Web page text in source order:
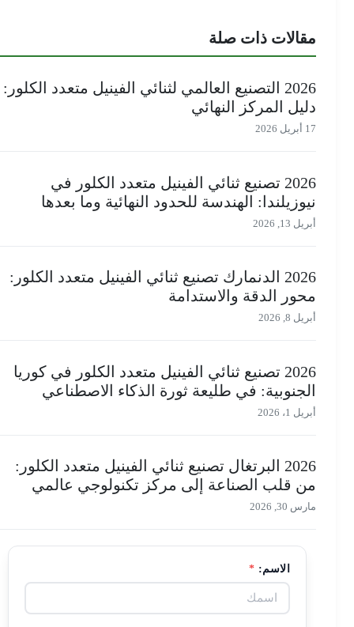
مقالات ذات صلة
2026 التصنيع العالمي لثنائي الفينيل متعدد الكلور:
دليل المركز النهائي
2026 تصنيع ثنائي الفينيل متعدد الكلور في
نيوزيلندا: الهندسة للحدود النهائية وما بعدها
أبريل 13, 2026
2026 الدنمارك تصنيع ثنائي الفينيل متعدد الكلور:
محور الدقة والاستدامة
أبريل 8, 2026
2026 تصنيع ثنائي الفينيل متعدد الكلور في كوريا
الجنوبية: في طليعة ثورة الذكاء الاصطناعي
أبريل 1، 2026
2026 البرتغال تصنيع ثنائي الفينيل متعدد الكلور:
من قلب الصناعة إلى مركز تكنولوجي عالمي
مارس 30, 2026
الاسم:*